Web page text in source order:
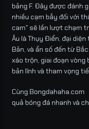
bảng F. Đây được đánh
nhiều cạm bẫy đối với
cam" sẽ lần lượt chạm
Âu là Thụy Điển, đại
Bản, và ẩn số đến từ
xáo trộn, giai đoạn vòng
bản lĩnh và tham vọng
Cùng Bongdahaha.com
quả bóng đá nhanh và